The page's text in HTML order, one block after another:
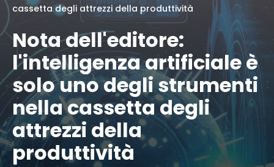
cassetta degli attrezzi della produttività
Nota dell'editore:
l'intelligenza artificiale è
solo uno degli strumenti
nella cassetta degli
attrezzi della
produttività